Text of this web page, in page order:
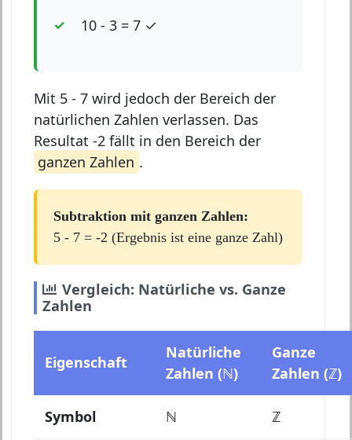
10 - 3 = 7 ✓
Mit 5 - 7 wird jedoch der Bereich der
natürlichen Zahlen verlassen. Das
Resultat -2 fällt in den Bereich der
ganzen Zahlen .
Subtraktion mit ganzen Zahlen:
5 - 7 = -2 (Ergebnis ist eine ganze Zahl)
Vergleich: Natürliche vs. Ganze
Zahlen
Eigenschaft
Natürliche
Zahlen (ℕ)
Ganze
Zahlen (ℤ)
Symbol ℕ ℤ